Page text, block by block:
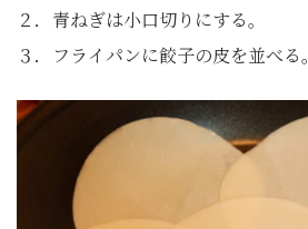
２．青ねぎは小口切りにする。
３．フライパンに餃子の皮を並べる。